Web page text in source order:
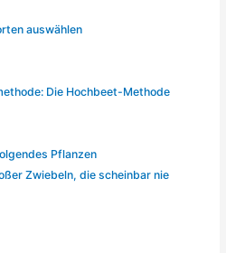
auswählen
Die Hochbeet-Methode
Pflanzen
Zwiebeln, die scheinbar nie